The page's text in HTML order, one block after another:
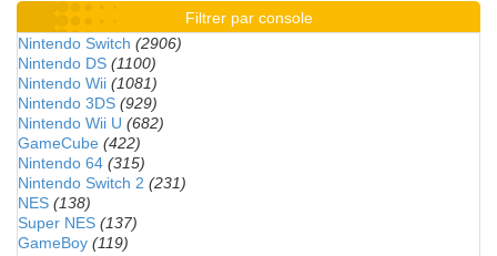
Filtrer par console
Nintendo Switch (2906)
Nintendo DS (1100)
Nintendo Wii (1081)
Nintendo 3DS (929)
Nintendo Wii U (682)
GameCube (422)
Nintendo 64 (315)
Nintendo Switch 2 (231)
NES (138)
Super NES (137)
GameBoy (119)